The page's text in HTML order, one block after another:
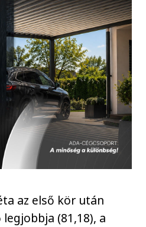
az első kör után
(81,18), a